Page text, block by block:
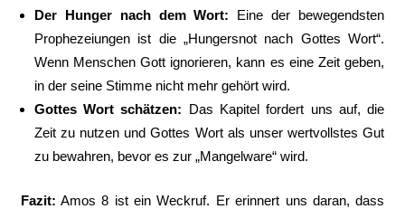
Der Hunger nach dem Wort: Eine der bewegendsten
Prophezeiungen ist die „Hungersnot nach Gottes Wort“.
Wenn Menschen Gott ignorieren, kann es eine Zeit geben,
in der seine Stimme nicht mehr gehört wird.
Gottes Wort schätzen: Das Kapitel fordert uns auf, die
Zeit zu nutzen und Gottes Wort als unser wertvollstes Gut
zu bewahren, bevor es zur „Mangelware“ wird.
Fazit: Amos 8 ist ein Weckruf. Er erinnert uns daran, dass